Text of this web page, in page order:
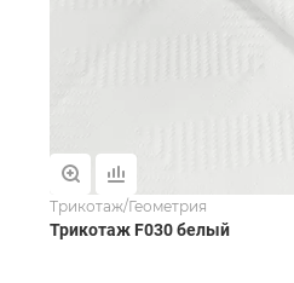
Трикотаж/Геометрия
Трикотаж F030 белый